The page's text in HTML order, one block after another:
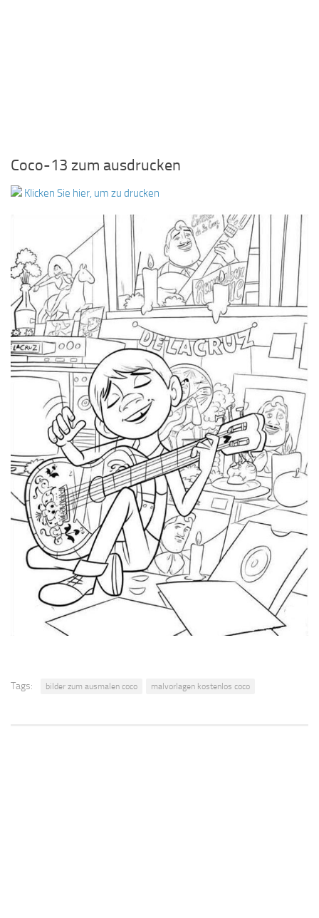
Coco-13 zum ausdrucken
Klicken Sie hier, um zu drucken
Tags: bilder zum ausmalen coco malvorlagen kostenlos coco